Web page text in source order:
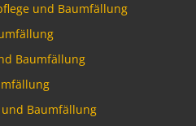
und Baumfällung
Baumfällung
Baumfällung